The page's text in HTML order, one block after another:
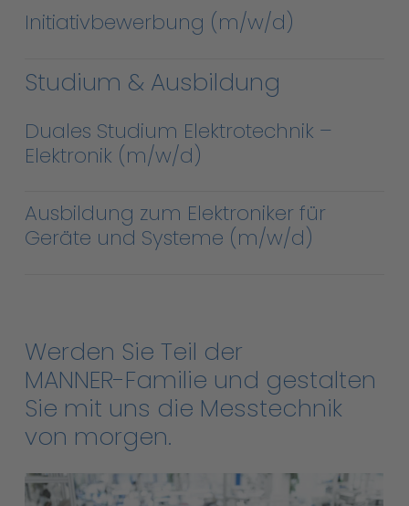
Initiativbewerbung (m/w/d)
Studium & Ausbildung
Duales Studium Elektrotechnik –
Elektronik (m/w/d)
Ausbildung zum Elektroniker für
Geräte und Systeme (m/w/d)
Werden Sie Teil der
MANNER-Familie und gestalten
Sie mit uns die Messtechnik
von morgen.